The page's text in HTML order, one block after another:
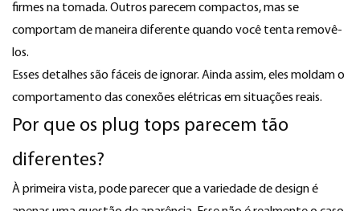
firmes na tomada. Outros parecem compactos, mas se
comportam de maneira diferente quando você tenta removê-
los.
Esses detalhes são fáceis de ignorar. Ainda assim, eles moldam o
comportamento das conexões elétricas em situações reais.
Por que os plug tops parecem tão
diferentes?
À primeira vista, pode parecer que a variedade de design é